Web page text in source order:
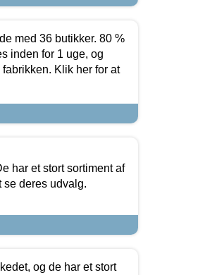
med 36 butikker. 80 %
inden for 1 uge, og
Klik her for at
har et stort sortiment af
se deres udvalg.
og de har et stort